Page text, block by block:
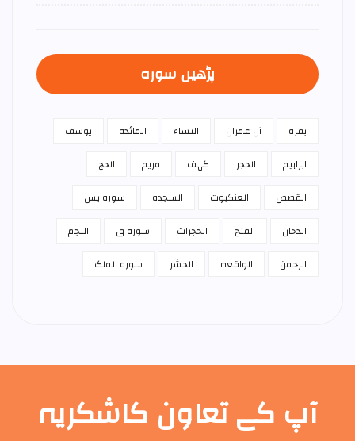
پڑھیں سورہ
بقرہ آل عمران النساء المائدہ
يوسف
ابراہیم
الحجر کہف مريم
الحج
القصص
العنكبوت السجدہ
سورہ يس
الدخان
الفتح الحجرات سورہ ق
النجم
الرحمن
الواقعہ الحشر سورہ الملک
آپ کے تعاون کاشکریہ